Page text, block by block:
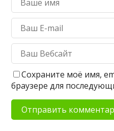
Сохраните моё имя,
браузере для